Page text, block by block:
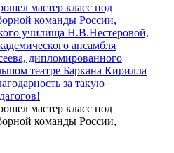
мастер класс под
команды России,
училища Н.В.Нестеровой,
ансамбля
дипломированного
театре Баркана Кирилла
за такую
мастер класс под
команды России,